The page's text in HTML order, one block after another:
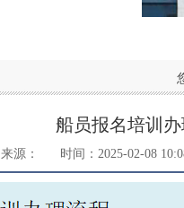
船员报名培训
来源： 时间：2025-02-08